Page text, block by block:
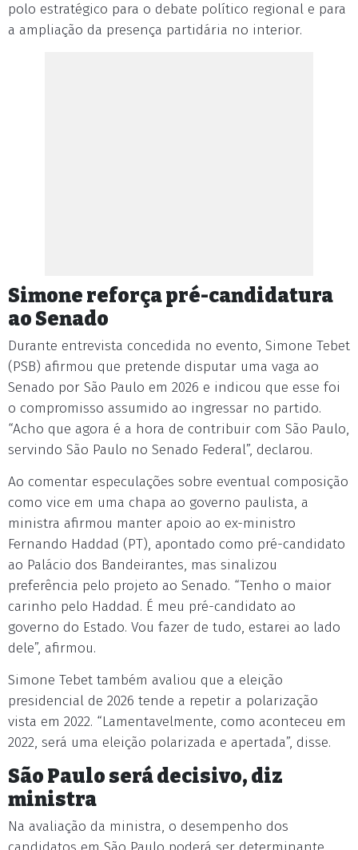
polo estratégico para o debate político regional e para
a ampliação da presença partidária no interior.
Simone reforça pré-candidatura
ao Senado
Durante entrevista concedida no evento, Simone Tebet
(PSB) afirmou que pretende disputar uma vaga ao
Senado por São Paulo em 2026 e indicou que esse foi
o compromisso assumido ao ingressar no partido.
“Acho que agora é a hora de contribuir com São Paulo,
servindo São Paulo no Senado Federal”, declarou.
Ao comentar especulações sobre eventual composição
como vice em uma chapa ao governo paulista, a
ministra afirmou manter apoio ao ex-ministro
Fernando Haddad (PT), apontado como pré-candidato
ao Palácio dos Bandeirantes, mas sinalizou
preferência pelo projeto ao Senado. “Tenho o maior
carinho pelo Haddad. É meu pré-candidato ao
governo do Estado. Vou fazer de tudo, estarei ao lado
dele”, afirmou.
Simone Tebet também avaliou que a eleição
presidencial de 2026 tende a repetir a polarização
vista em 2022. “Lamentavelmente, como aconteceu em
2022, será uma eleição polarizada e apertada”, disse.
São Paulo será decisivo, diz
ministra
Na avaliação da ministra, o desempenho dos